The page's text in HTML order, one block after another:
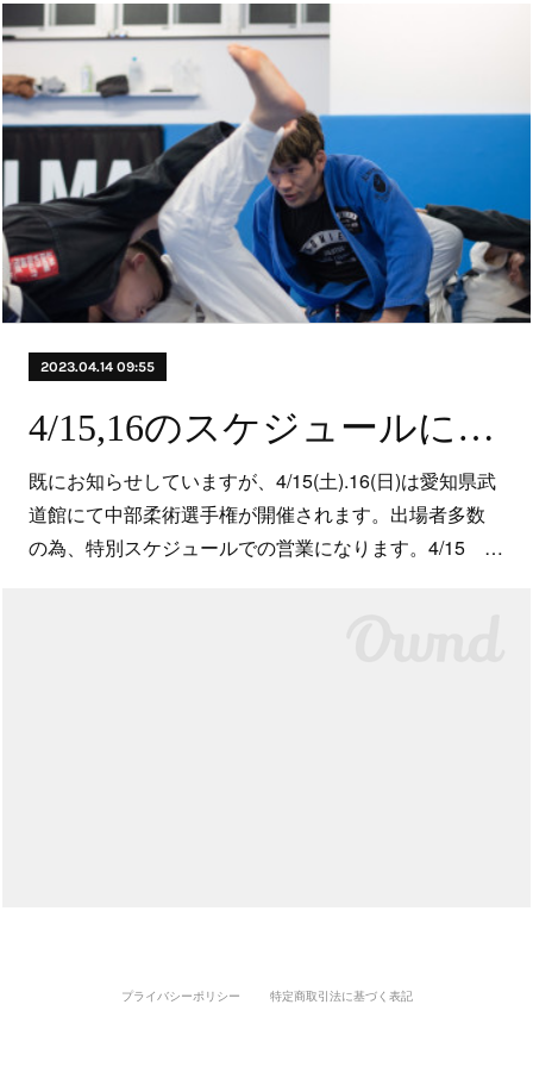
2023.04.14 09:55
4/15,16のスケジュールについて
既にお知らせしていますが、4/15(土).16(日)は愛知県武
道館にて中部柔術選手権が開催されます。出場者多数
の為、特別スケジュールでの営業になります。4/15 …
プライバシーポリシー 特定商取引法に基づく表記